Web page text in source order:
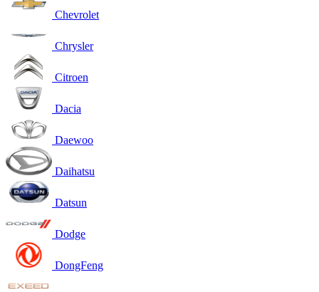
Chevrolet
Chrysler
Citroen
Dacia
Daewoo
Daihatsu
Datsun
Dodge
DongFeng